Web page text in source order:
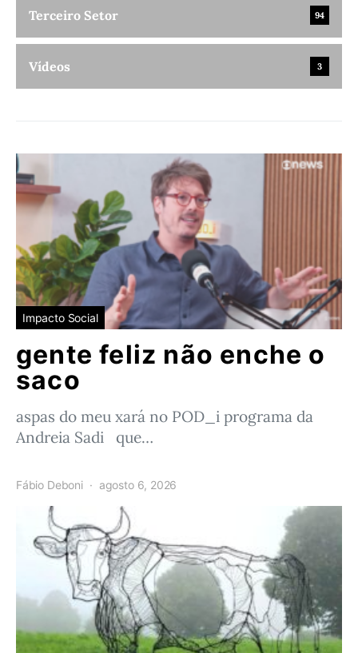
Terceiro Setor 94
Vídeos 3
Impacto Social
gente feliz não enche o
saco
aspas do meu xará no POD_i programa da
Andreia Sadi que…
Fábio Deboni agosto 6, 2026